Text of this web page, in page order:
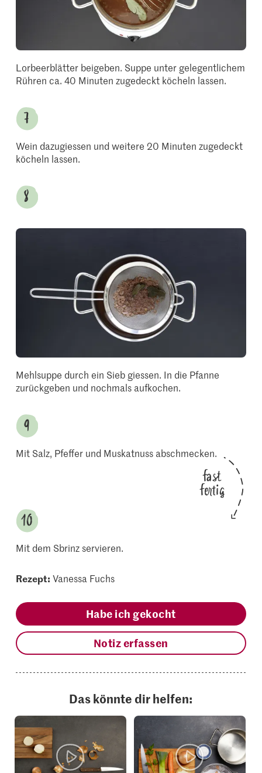
Lorbeerblätter beigeben. Suppe unter gelegentlichem
Rühren ca. 40 Minuten zugedeckt köcheln lassen.
Wein dazugiessen und weitere 20 Minuten zugedeckt
köcheln lassen.
Mehlsuppe durch ein Sieb giessen. In die Pfanne
zurückgeben und nochmals aufkochen.
Mit Salz, Pfeffer und Muskatnuss abschmecken.
fast
fertig
Mit dem Sbrinz servieren.
Rezept: Vanessa Fuchs
Habe ich gekocht
Notiz erfassen
Das könnte dir helfen: